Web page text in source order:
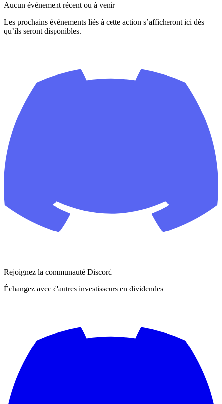
Aucun événement récent ou à venir
Les prochains événements liés à cette action s’afficheront ici dès
qu’ils seront disponibles.
Rejoignez la communauté Discord
Échangez avec d'autres investisseurs en dividendes